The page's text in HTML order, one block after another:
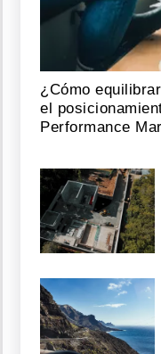
¿Cómo
el
Performance